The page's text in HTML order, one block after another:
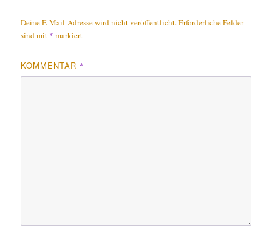
Deine E-Mail-Adresse wird nicht veröffentlicht.Erforderliche Felder
sind mit * markiert
KOMMENTAR *